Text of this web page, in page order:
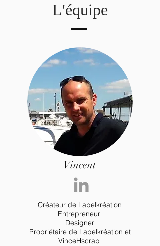
L'équipe
Vincent
Créateur de Labelkréation
Entrepreneur
Designer
Propriétaire de Labelkréation et
VinceHscrap